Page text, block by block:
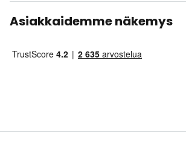
Asiakkaidemme näkemys